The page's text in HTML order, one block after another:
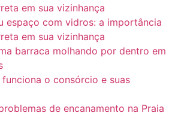
em sua vizinhança
espaço com vidros: a importância
em sua vizinhança
barraca molhando por dentro em
o consórcio e suas
de encanamento na Praia